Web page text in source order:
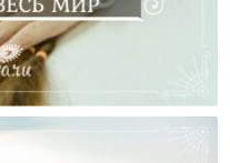
Который Держит На
Мир